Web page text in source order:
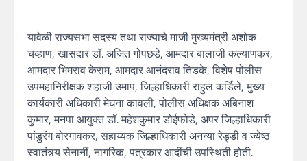
यावेळी राज्यसभा सदस्य तथा राज्याचे माजी मुख्यमंत्री अशोक
चव्हाण, खासदार डॉ. अजित गोपछडे, आमदार बालाजी कल्याणकर,
आमदार भिमराव केराम, आमदार आनंदराव तिडके, विशेष पोलीस
उपमहानिरीक्षक शहाजी उमाप, जिल्हाधिकारी राहुल कर्डिले, मुख्य
कार्यकारी अधिकारी मेघना कावली, पोलीस अधिक्षक अबिनाश
कुमार, मनपा आयुक्त डॉ. महेशकुमार डोईफोडे, अपर जिल्हाधिकारी
पांडुरंग बोरगावकर, सहाय्यक जिल्हाधिकारी अनन्या रेड्डी व ज्येष्ठ
स्वातंत्र्य सेनानीं, नागरिक, पत्रकार आदींची उपस्थिती होती.